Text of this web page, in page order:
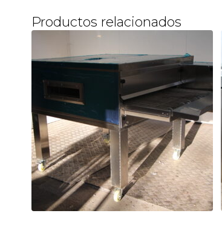
Productos relacionados